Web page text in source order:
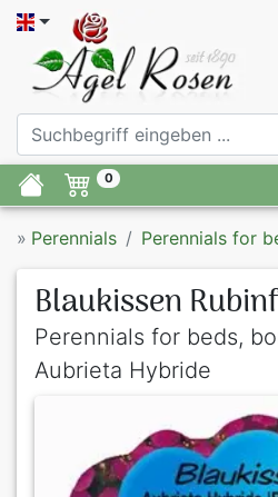
0
» Perennials Perennials for
Blaukissen
Perennials for beds,
Aubrieta Hybride